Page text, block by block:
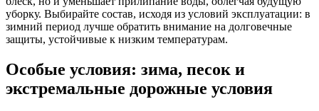
уборку. Выбирайте состав, исходя из условий эксплуатации: в
зимний период лучше обратить внимание на долговечные
защиты, устойчивые к низким температурам.
Особые условия: зима, песок и
экстремальные дорожные условия